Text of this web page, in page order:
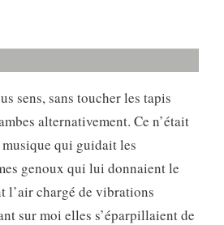
sens, sans toucher les tapis
alternativement. Ce n’était
qui guidait les
genoux qui lui donnaient le
l’air chargé de vibrations
sur moi elles s’éparpillaient de